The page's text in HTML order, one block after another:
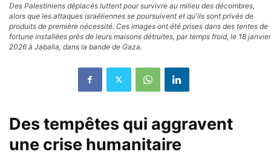
Des Palestiniens déplacés luttent pour survivre au milieu des décombres,
alors que les attaques israéliennes se poursuivent et qu'ils sont privés de
produits de première nécessité. Ces images ont été prises dans des tentes de
fortune installées près de leurs maisons détruites, par temps froid, le 18 janvier
2026 à Jabalia, dans la bande de Gaza.
Des tempêtes qui aggravent
une crise humanitaire